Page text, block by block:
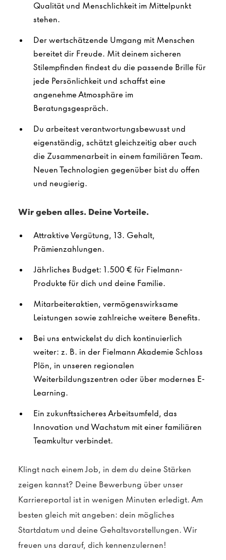
Qualität und Menschlichkeit im Mittelpunkt
stehen.
Der wertschätzende Umgang mit Menschen
bereitet dir Freude. Mit deinem sicheren
Stilempfinden findest du die passende Brille für
jede Persönlichkeit und schaffst eine
angenehme Atmosphäre im
Beratungsgespräch.
Du arbeitest verantwortungsbewusst und
eigenständig, schätzt gleichzeitig aber auch
die Zusammenarbeit in einem familiären Team.
Neuen Technologien gegenüber bist du offen
und neugierig.
Wir geben alles. Deine Vorteile.
Attraktive Vergütung, 13. Gehalt,
Prämienzahlungen.
Jährliches Budget: 1.500 € für Fielmann-
Produkte für dich und deine Familie.
Mitarbeiteraktien, vermögenswirksame
Leistungen sowie zahlreiche weitere Benefits.
Bei uns entwickelst du dich kontinuierlich
weiter: z. B. in der Fielmann Akademie Schloss
Plön, in unseren regionalen
Weiterbildungszentren oder über modernes E-
Learning.
Ein zukunftssicheres Arbeitsumfeld, das
Innovation und Wachstum mit einer familiären
Teamkultur verbindet.
Klingt nach einem Job, in dem du deine Stärken
zeigen kannst? Deine Bewerbung über unser
Karriereportal ist in wenigen Minuten erledigt. Am
besten gleich mit angeben: dein mögliches
Startdatum und deine Gehaltsvorstellungen. Wir
freuen uns darauf, dich kennenzulernen!